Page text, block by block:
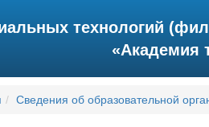
технологий
«Академия
Сведения об образовательной